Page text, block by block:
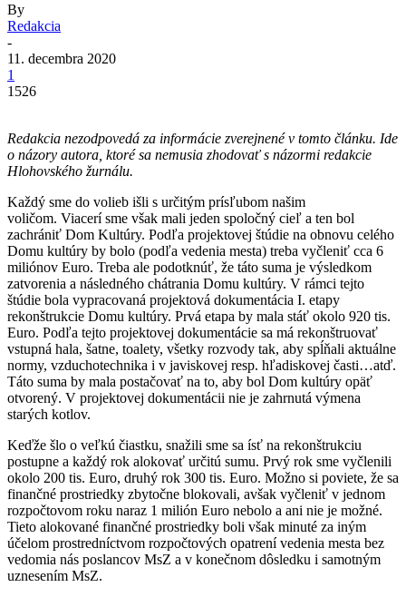
By
Redakcia
-
11. decembra 2020
1
1526
Redakcia nezodpovedá za informácie zverejnené v tomto článku. Ide
o názory autora, ktoré sa nemusia zhodovať s názormi redakcie
Hlohovského žurnálu.
Každý sme do volieb išli s určitým prísľubom našim
voličom. Viacerí sme však mali jeden spoločný cieľ a ten bol
zachrániť Dom Kultúry. Podľa projektovej štúdie na obnovu celého
Domu kultúry by bolo (podľa vedenia mesta) treba vyčleniť cca 6
miliónov Euro. Treba ale podotknúť, že táto suma je výsledkom
zatvorenia a následného chátrania Domu kultúry. V rámci tejto
štúdie bola vypracovaná projektová dokumentácia I. etapy
rekonštrukcie Domu kultúry. Prvá etapa by mala stáť okolo 920 tis.
Euro. Podľa tejto projektovej dokumentácie sa má rekonštruovať
vstupná hala, šatne, toalety, všetky rozvody tak, aby spĺňali aktuálne
normy, vzduchotechnika i v javiskovej resp. hľadiskovej časti…atď.
Táto suma by mala postačovať na to, aby bol Dom kultúry opäť
otvorený. V projektovej dokumentácii nie je zahrnutá výmena
starých kotlov.
Keďže šlo o veľkú čiastku, snažili sme sa ísť na rekonštrukciu
postupne a každý rok alokovať určitú sumu. Prvý rok sme vyčlenili
okolo 200 tis. Euro, druhý rok 300 tis. Euro. Možno si poviete, že sa
finančné prostriedky zbytočne blokovali, avšak vyčleniť v jednom
rozpočtovom roku naraz 1 milión Euro nebolo a ani nie je možné.
Tieto alokované finančné prostriedky boli však minuté za iným
účelom prostredníctvom rozpočtových opatrení vedenia mesta bez
vedomia nás poslancov MsZ a v konečnom dôsledku i samotným
uznesením MsZ.